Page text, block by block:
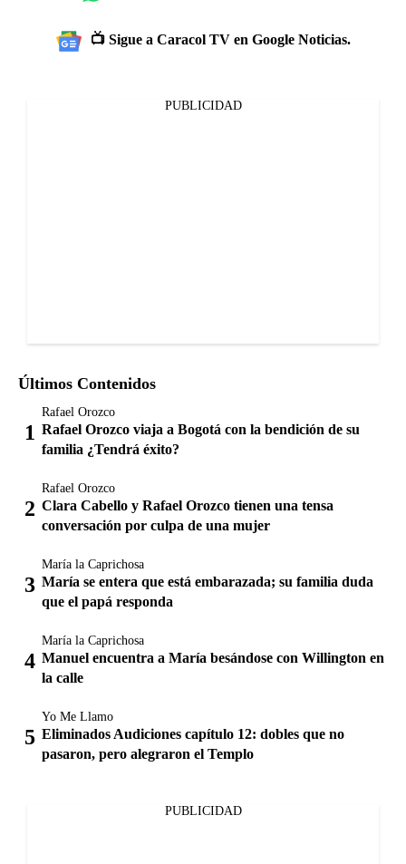
📺 Sigue a Caracol TV en Google Noticias.
PUBLICIDAD
Últimos Contenidos
Rafael Orozco
Rafael Orozco viaja a Bogotá con la bendición de su
familia ¿Tendrá éxito?
Rafael Orozco
Clara Cabello y Rafael Orozco tienen una tensa
conversación por culpa de una mujer
María la Caprichosa
María se entera que está embarazada; su familia duda
que el papá responda
María la Caprichosa
Manuel encuentra a María besándose con Willington en
la calle
Yo Me Llamo
Eliminados Audiciones capítulo 12: dobles que no
pasaron, pero alegraron el Templo
PUBLICIDAD